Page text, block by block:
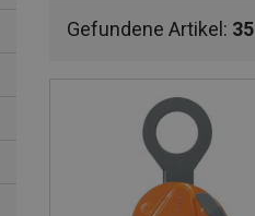
Gefundene Artikel: 35